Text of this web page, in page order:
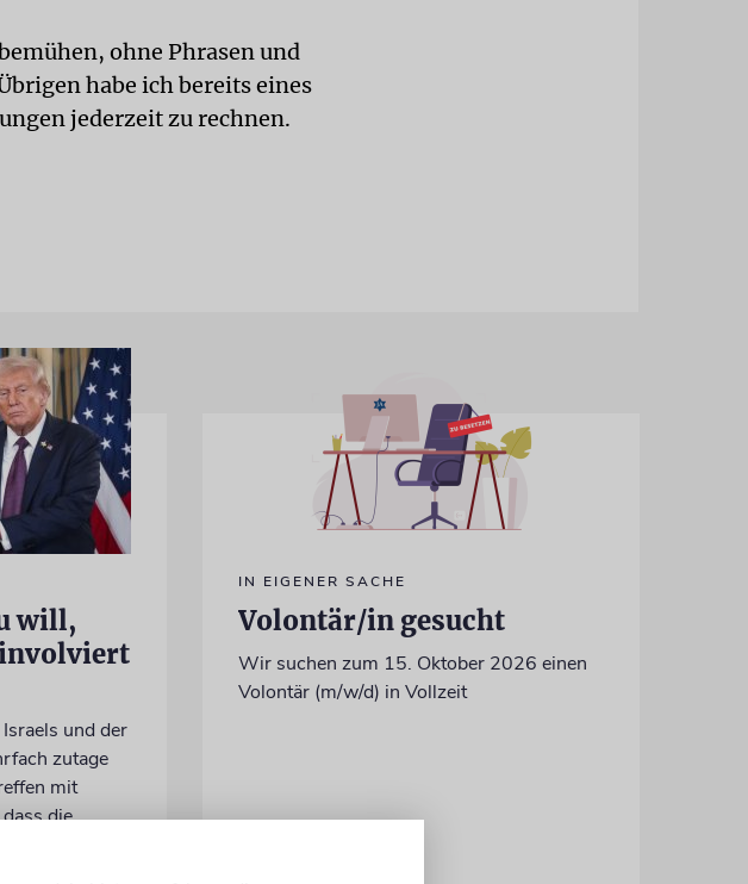
ohne Phrasen und
habe ich bereits eines
jederzeit zu rechnen.
will,
involviert
und der
zutage
mit
die
IN EIGENER SACHE
Volontär/in gesucht
Wir suchen zum 15. Oktober 2026 einen
Volontär (m/w/d) in Vollzeit